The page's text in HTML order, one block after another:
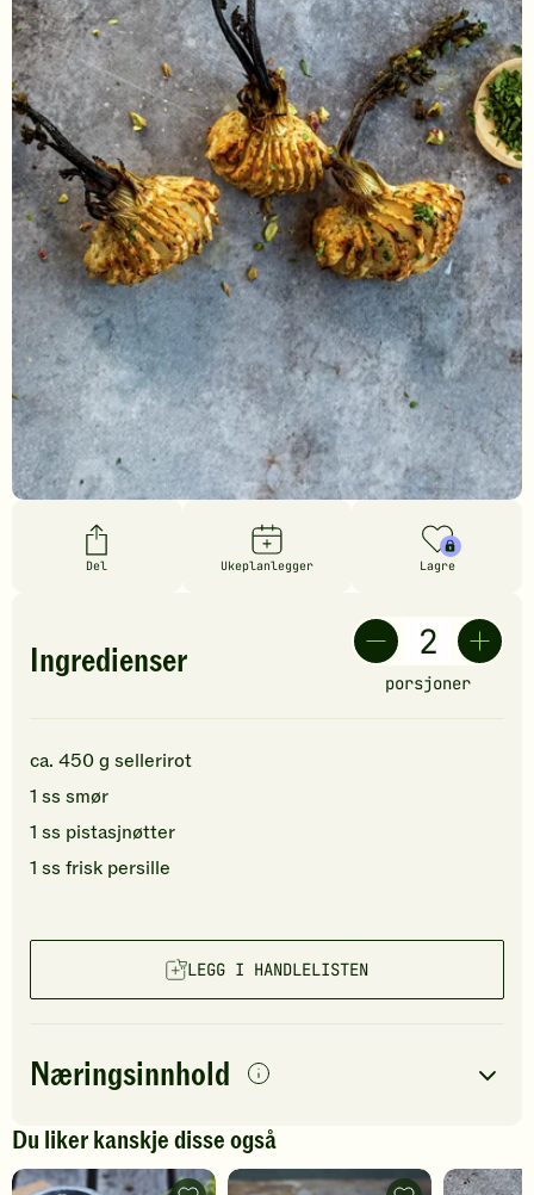
Del Ukeplanlegger Lagre
Ingredienser
porsjoner
ca. 450g sellerirot
1 ss smør
1 ss pistasjnøtter
1 ss frisk persille
LEGG I HANDLELISTEN
Næringsinnhold
per porsjon
Navn på
næringsstoffetantall
Energi 140kcal
Du liker kanskje disse også